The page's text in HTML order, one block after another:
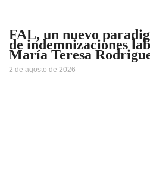
FAL, un nuevo
de indemnizaciones
María Teresa
2 de agosto de 2026